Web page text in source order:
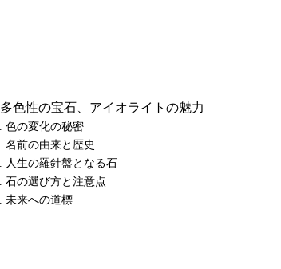
多色性の宝石、アイオライトの魅力
色の変化の秘密
名前の由来と歴史
人生の羅針盤となる石
石の選び方と注意点
未来への道標